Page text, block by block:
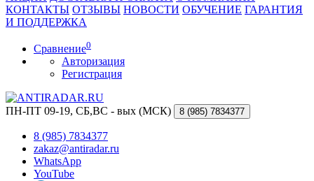
КОНТАКТЫ ОТЗЫВЫ НОВОСТИ ОБУЧЕНИЕ ГАРАНТИЯ
И ПОДДЕРЖКА
Сравнение0
Авторизация
Регистрация
ПН-ПТ 09-19, СБ,ВС - вых (МСК) 8 (985) 7834377
8 (985) 7834377
zakaz@antiradar.ru
WhatsApp
YouTube